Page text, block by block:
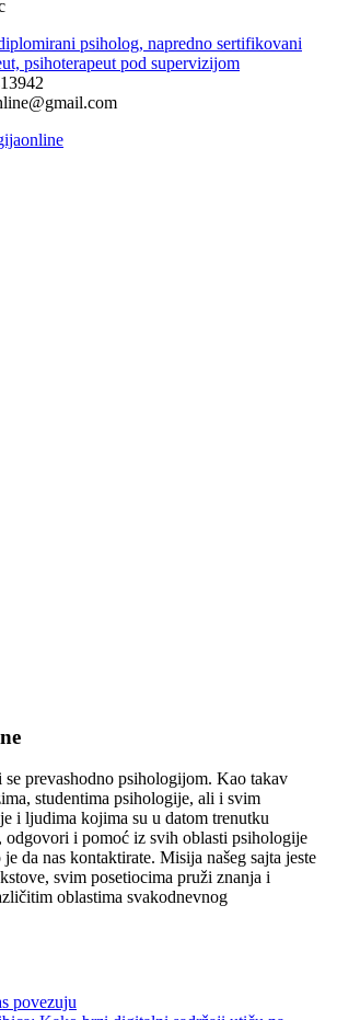
psiholog, napredno sertifikovani
psihoterapeut pod supervizijom
prevashodno psihologijom. Kao takav
studentima psihologije, ali i svim
i ljudima kojima su u datom trenutku
odgovori i pomoć iz svih oblasti psihologije
da nas kontaktirate. Misija našeg sajta jeste
svim posetiocima pruži znanja i
oblastima svakodnevnog
povezuju